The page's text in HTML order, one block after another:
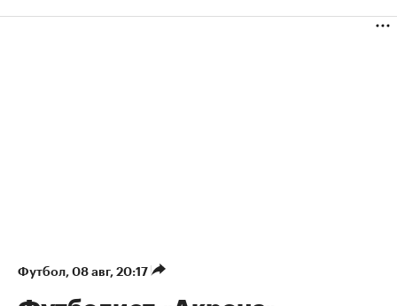
Футбол⁠, 08 авг, 20:17